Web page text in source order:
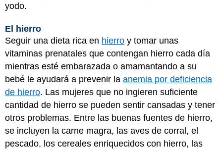
yodo.
El hierro
Seguir una dieta rica en hierro y tomar unas
vitaminas prenatales que contengan hierro cada día
mientras esté embarazada o amamantando a su
bebé le ayudará a prevenir la anemia por deficiencia
de hierro. Las mujeres que no ingieren suficiente
cantidad de hierro se pueden sentir cansadas y tener
otros problemas. Entre las buenas fuentes de hierro,
se incluyen la carne magra, las aves de corral, el
pescado, los cereales enriquecidos con hierro, las